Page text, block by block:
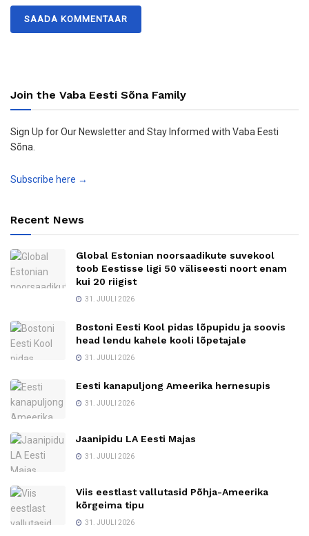
Join the Vaba Eesti Sõna Family
Sign Up for Our Newsletter and Stay Informed with Vaba Eesti
Sõna.
Subscribe here →
Recent News
Global Estonian noorsaadikute suvekool
toob Eestisse ligi 50 väliseesti noort enam
kui 20 riigist
31. JUULI 2026
Bostoni Eesti Kool pidas lõpupidu ja soovis
head lendu kahele kooli lõpetajale
31. JUULI 2026
Eesti kanapuljong Ameerika hernesupis
31. JUULI 2026
Jaanipidu LA Eesti Majas
31. JUULI 2026
Viis eestlast vallutasid Põhja-Ameerika
kõrgeima tipu
31. JUULI 2026